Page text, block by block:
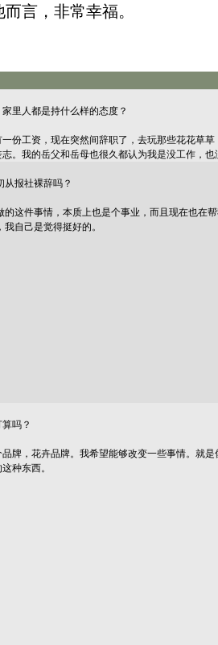
言，非常幸福。
里人都是持什么样的态度？
份工资，现在突然间辞职了，去玩那些花花草
。我的岳父和岳母也很久都认为我是没工作，
从报社裸辞吗？
的这件事情，本质上也是个事业，而且现在也在
自己是觉得挺好的。
吗？
牌，花卉品牌。我希望能够改变一些事情。就
种东西。